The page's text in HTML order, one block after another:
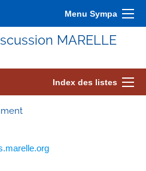
Menu Sympa
MARELLE
Index des listes